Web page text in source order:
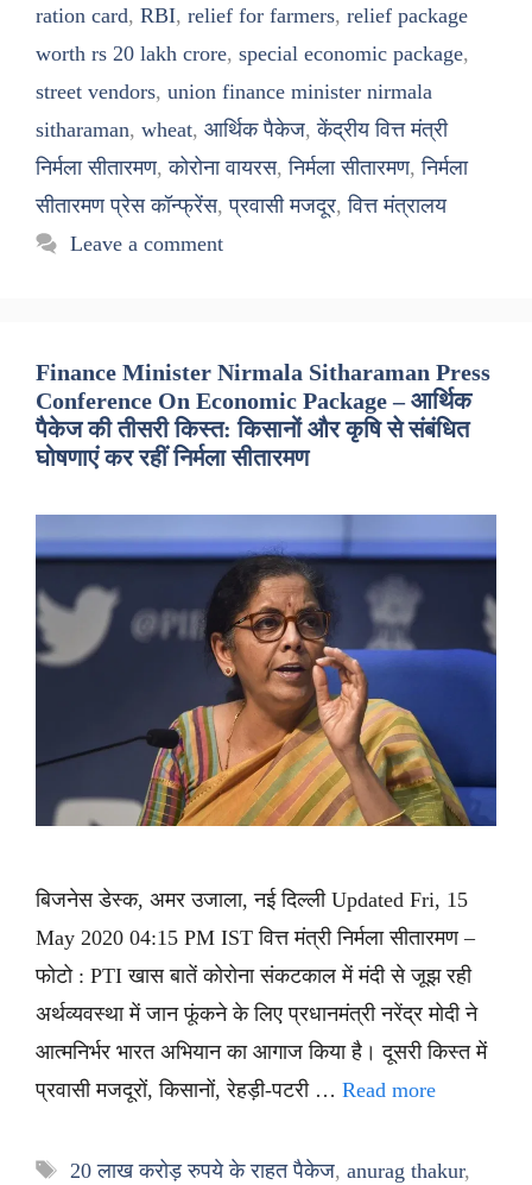
ration card, RBI, relief for farmers, relief package
worth rs 20 lakh crore, special economic package,
street vendors, union finance minister nirmala
sitharaman, wheat, आर्थिक पैकेज,केंद्रीय वित्त मंत्री
निर्मला सीतारमण,कोरोना वायरस,निर्मला सीतारमण,निर्मला
सीतारमण प्रेस कॉन्फ्रेंस,प्रवासी मजदूर,वित्त मंत्रालय
Leave a comment
Finance Minister Nirmala Sitharaman Press
Conference On Economic Package – आर्थिक
पैकेज की तीसरी किस्त: किसानों और कृषि से संबंधित
घोषणाएं कर रहीं निर्मला सीतारमण
बिजनेस डेस्क, अमर उजाला, नई दिल्ली Updated Fri, 15
May 2020 04:15 PM IST वित्त मंत्री निर्मला सीतारमण –
फोटो : PTI खास बातें कोरोना संकटकाल में मंदी से जूझ रही
अर्थव्यवस्था में जान फूंकने के लिए प्रधानमंत्री नरेंद्र मोदी ने
आत्मनिर्भर भारत अभियान का आगाज किया है। दूसरी किस्त में
प्रवासी मजदूरों, किसानों, रेहड़ी-पटरी … Read more
Tags
20 लाख करोड़ रुपये के राहत पैकेज, anurag thakur,